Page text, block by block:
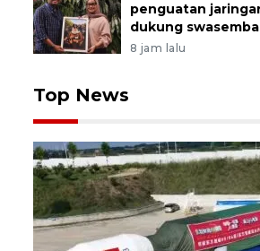
penguatan
dukung
8 jam lalu
Top News